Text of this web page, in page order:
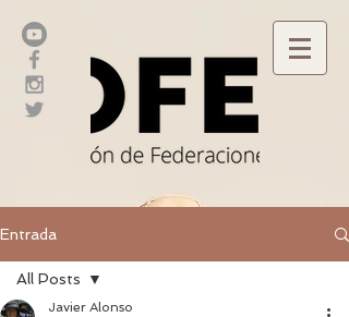
Entrada
All Posts
Javier Alonso